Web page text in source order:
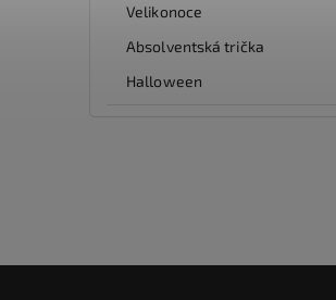
Velikonoce
Absolventská trička
Halloween